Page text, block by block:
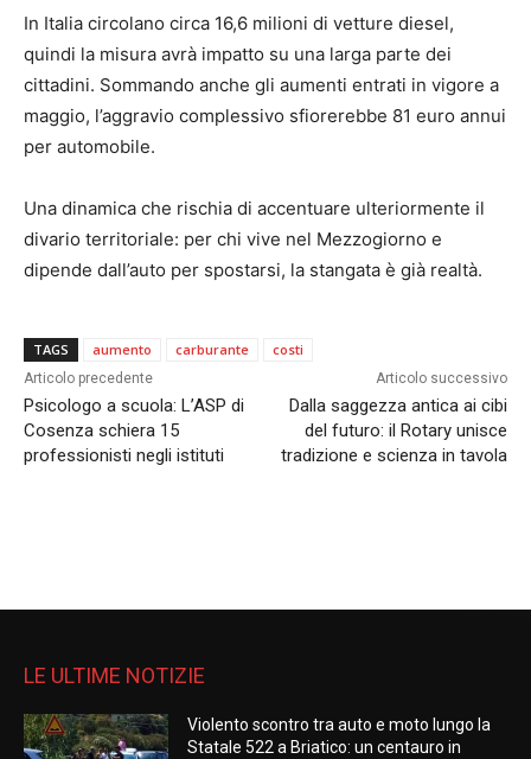
In Italia circolano circa 16,6 milioni di vetture diesel,
quindi la misura avrà impatto su una larga parte dei
cittadini. Sommando anche gli aumenti entrati in vigore a
maggio, l’aggravio complessivo sfiorerebbe 81 euro annui
per automobile.
Una dinamica che rischia di accentuare ulteriormente il
divario territoriale: per chi vive nel Mezzogiorno e
dipende dall’auto per spostarsi, la stangata è già realtà.
TAGS aumento carburante costi
Articolo precedente
Psicologo a scuola: L’ASP di
Cosenza schiera 15
professionisti negli istituti
Articolo successivo
Dalla saggezza antica ai cibi
del futuro: il Rotary unisce
tradizione e scienza in tavola
LE ULTIME NOTIZIE
Violento scontro tra auto e moto lungo la
Statale 522 a Briatico: un centauro in